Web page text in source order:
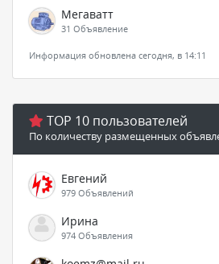
Мегаватт
31 Объявление
Информация обновлена сегодня, в 14:11
TOP 10 пользователей
По количеству размещенных
Евгений
979 Объявлений
Ирина
974 Объявления